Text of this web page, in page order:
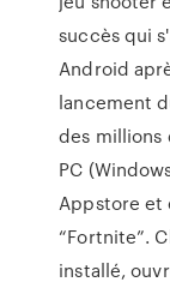
succès qui
Android
lancement
des millions
PC
Appstore et
“Fortnite”.
installé,